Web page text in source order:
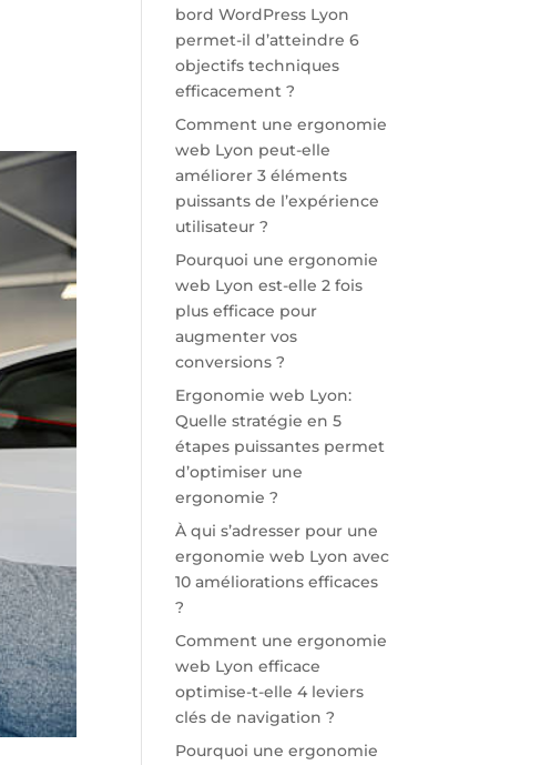
bord WordPress Lyon
permet-il d’atteindre 6
objectifs techniques
efficacement ?
Comment une ergonomie
web Lyon peut-elle
améliorer 3 éléments
puissants de l’expérience
utilisateur ?
Pourquoi une ergonomie
web Lyon est-elle 2 fois
plus efficace pour
augmenter vos
conversions ?
Ergonomie web Lyon:
Quelle stratégie en 5
étapes puissantes permet
d’optimiser une
ergonomie ?
À qui s’adresser pour une
ergonomie web Lyon avec
10 améliorations efficaces
?
Comment une ergonomie
web Lyon efficace
optimise-t-elle 4 leviers
clés de navigation ?
Pourquoi une ergonomie